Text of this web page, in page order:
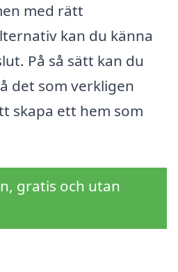
med rätt
kan du känna
På så sätt kan du
det som verkligen
skapa ett hem som
gratis och utan